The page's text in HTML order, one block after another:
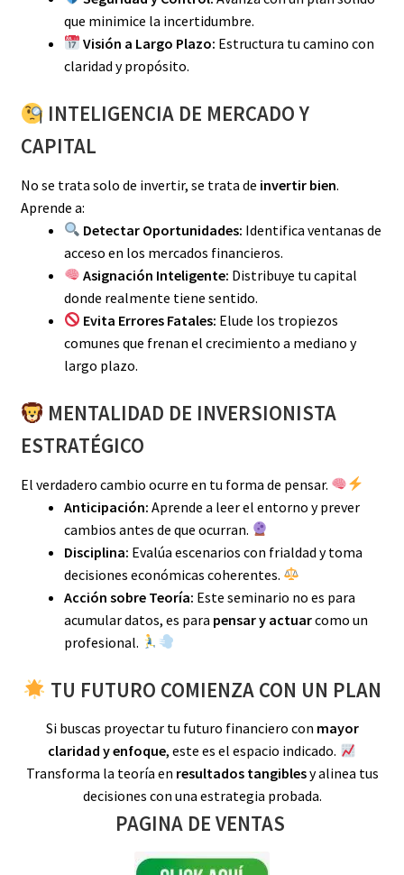
que minimice la incertidumbre.
Visión a Largo Plazo: Estructura tu camino con
claridad y propósito.
INTELIGENCIA DE MERCADO Y
CAPITAL
No se trata solo de invertir, se trata de invertir bien.
Aprende a:
Detectar Oportunidades: Identifica ventanas de
acceso en los mercados financieros.
Asignación Inteligente: Distribuye tu capital
donde realmente tiene sentido.
Evita Errores Fatales: Elude los tropiezos
comunes que frenan el crecimiento a mediano y
largo plazo.
MENTALIDAD DE INVERSIONISTA
ESTRATÉGICO
El verdadero cambio ocurre en tu forma de pensar.
Anticipación: Aprende a leer el entorno y prever
cambios antes de que ocurran.
Disciplina: Evalúa escenarios con frialdad y toma
decisiones económicas coherentes.
Acción sobre Teoría: Este seminario no es para
acumular datos, es para pensar y actuarcomo un
profesional.
TU FUTURO COMIENZA CON UN PLAN
Si buscas proyectar tu futuro financiero con mayor
claridad y enfoque, este es el espacio indicado.
Transforma la teoría en resultados tangiblesy alinea tus
decisiones con una estrategia probada.
PAGINA DE VENTAS